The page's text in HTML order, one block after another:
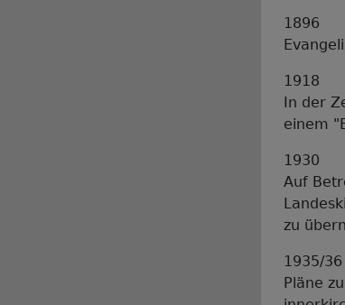
1896
1918
In der
einem
1930
Auf
zu
1935/36
Pläne